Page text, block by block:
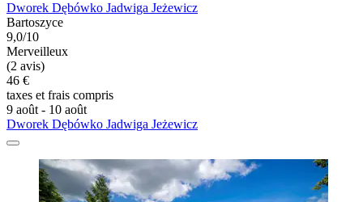
Dworek Dębówko Jadwiga Jeżewicz
Bartoszyce
9,0/10
Merveilleux
(2 avis)
46 €
taxes et frais compris
9 août - 10 août
Dworek Dębówko Jadwiga Jeżewicz